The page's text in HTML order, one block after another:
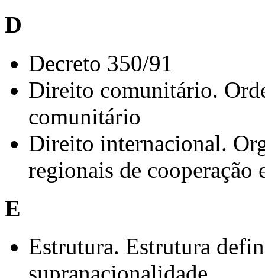
D
Decreto 350/91
Direito comunitário.
comunitário
Direito internacional.
regionais de cooperação
E
Estrutura. Estrutura